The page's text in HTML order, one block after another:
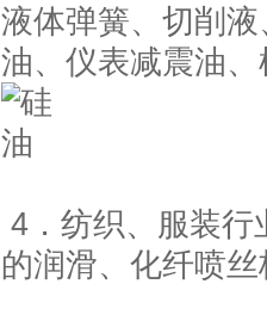
液体弹簧、切削
油、仪表减震油
4．纺织、服装行
的润滑、化纤喷